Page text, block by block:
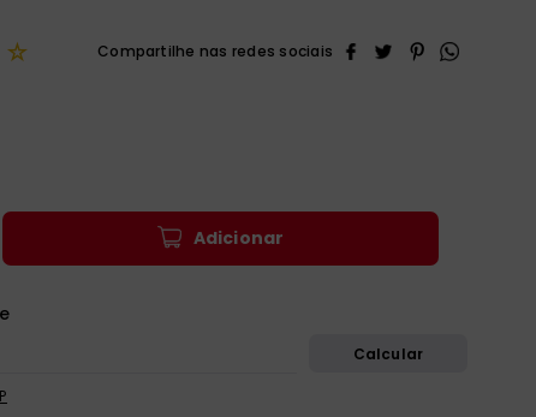
☆
Adicionar